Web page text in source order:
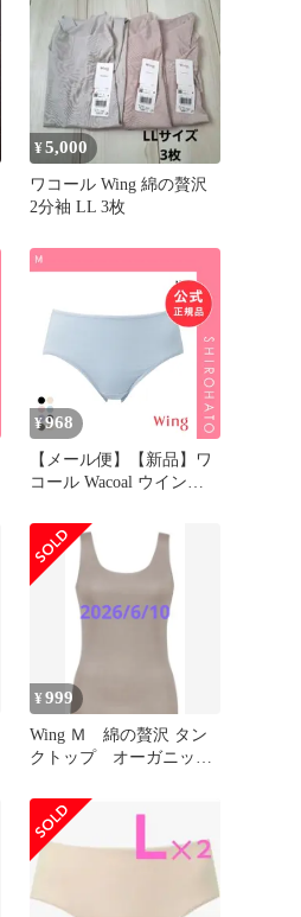
¥5,000
ワコール Wing 綿の贅沢
2分袖 LL 3枚
¥968
【メール便】【新品】ワ
コール Wacoal ウイング
ク ショーツ コットン 綿
混 なめらか ML 単品(M)
¥999
Wing Ｍ 綿の贅沢 タン
クトップ オーガニック